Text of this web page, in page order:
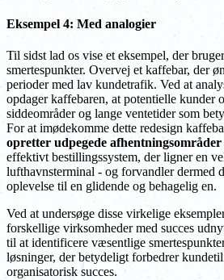
Eksempel 4: Med analogier
Til sidst lad os vise et eksempel, der
smertespunkter. Overvej et kaffebar, der
perioder med lav kundetrafik. Ved at
opdager kaffebaren, at potentielle kunder
siddeområder og lange ventetider som
For at imødekomme dette redesign
opretter udpegede afhentningsområder
effektivt bestillingssystem, der ligner en
lufthavnsterminal - og forvandler dermed
oplevelse til en glidende og behagelig en.
Ved at undersøge disse virkelige
forskellige virksomheder med succes
til at identificere væsentlige
løsninger, der betydeligt forbedrer
organisatorisk succes.